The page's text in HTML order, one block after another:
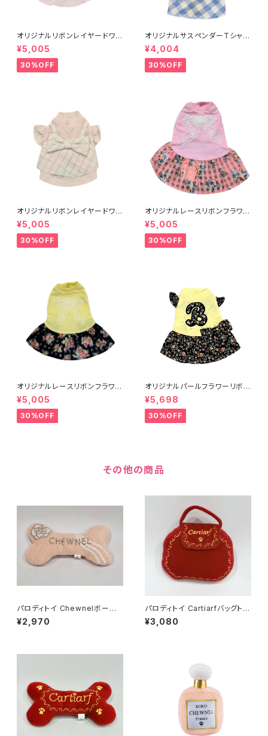
オリジナルリボンレイヤードワン
ピXXS-L 8201001901～
¥5,005
30%OFF
オリジナルサスペンダーTシャツ
XXS-L 8201001021～
¥4,004
30%OFF
オリジナルリボンレイヤードワン
ピXXS-L 8201001911～
¥5,005
30%OFF
オリジナルレースリボンフラワー
ワンピース ピンク520100〜
¥5,005
30%OFF
オリジナルレースリボンフラワー
ワンピース イエロー52010
0〜
¥5,005
30%OFF
オリジナルパールフラワーリボン
ワンピース 920101〜
¥5,698
30%OFF
その他の商品
パロディトイ Chewnelボーント
イ Lサイズ 2412041019
¥2,970
パロディトイ Cartiarfバッグトイ
241-205-1069
¥3,080